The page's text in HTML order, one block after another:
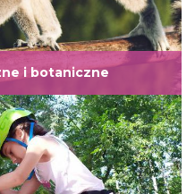
i botaniczne